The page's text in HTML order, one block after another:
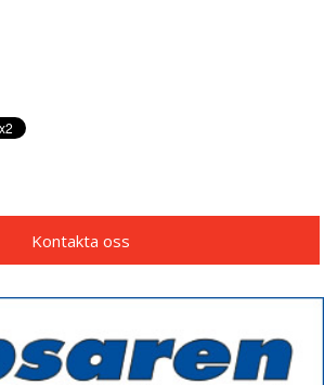
Kontakta oss